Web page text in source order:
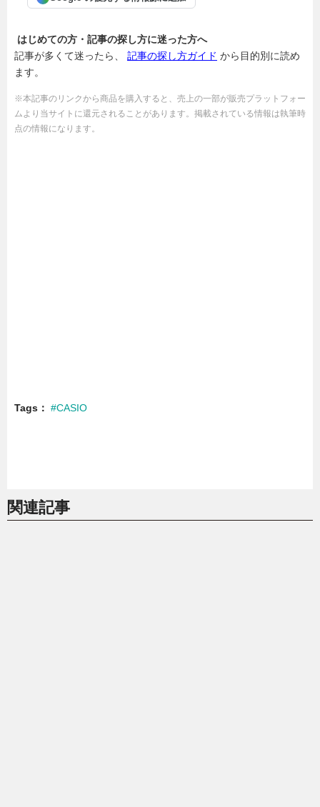
はじめての方・記事の探し方に迷った方へ
記事が多くて迷ったら、 記事の探し方ガイド から目的別に読め
ます。
※本記事のリンクから商品を購入すると、売上の一部が販売プラットフォー
ムより当サイトに還元されることがあります。掲載されている情報は執筆時
点の情報になります。
Tags #CASIO
関連記事